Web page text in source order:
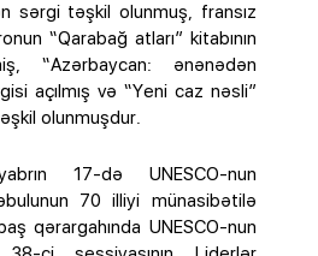
sərgi təşkil olunmuş, fransız
“Qarabağ atları” kitabının
“Azərbaycan: ənənədən
açılmış və “Yeni caz nəsli”
olunmuşdur.
17-də UNESCO-nun
70 illiyi münasibətilə
qərargahında UNESCO-nun